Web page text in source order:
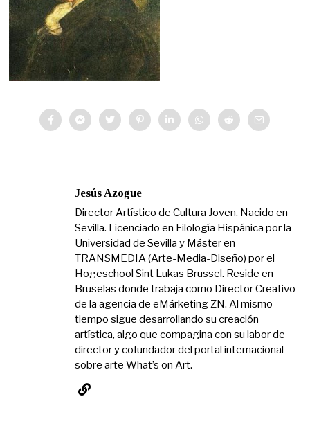
Jesús Azogue
Director Artístico de Cultura Joven. Nacido en
Sevilla. Licenciado en Filología Hispánica por la
Universidad de Sevilla y Máster en
TRANSMEDIA (Arte-Media-Diseño) por el
Hogeschool Sint Lukas Brussel. Reside en
Bruselas donde trabaja como Director Creativo
de la agencia de eMárketing ZN. Al mismo
tiempo sigue desarrollando su creación
artística, algo que compagina con su labor de
director y cofundador del portal internacional
sobre arte What’s on Art.